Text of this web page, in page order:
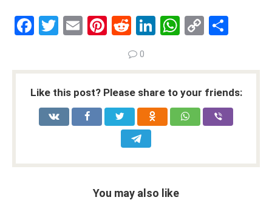
F
ce
b
o
o
T
tt
er
E
ail
Pi
er
es
t
R
e
d
di
t
Li
ke
dI
n
W
at
A
p
C
py
Li
n
k
ar
e
0
Like this post? Please share to your friends:
You may also like